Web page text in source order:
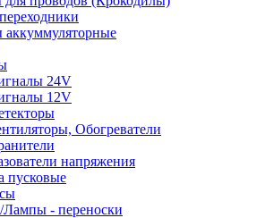
24V
12V
Обогреватели
напряжения
пусковые
- переноски